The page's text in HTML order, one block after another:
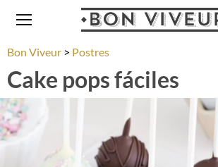
Bon Viveur Postres
Cake pops fáciles